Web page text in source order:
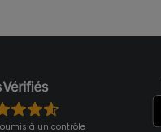
à un contrôle